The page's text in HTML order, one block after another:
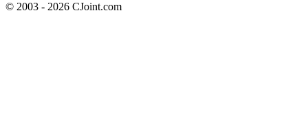
© 2003 - 2026 CJoint.com